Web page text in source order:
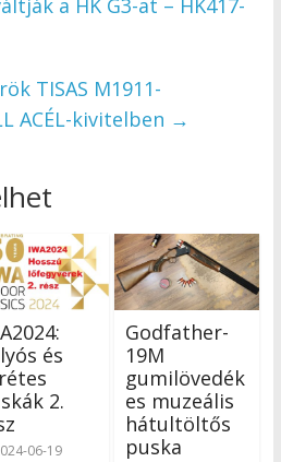
a HK G3-at – HK417-
TISAS M1911-
ACÉL-kivitelben →
és
2.
06-19
Godfather-
19M
gumilövedék
es muzeális
hátultöltős
puska